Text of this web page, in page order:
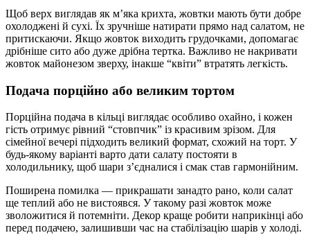
Щоб верх виглядав як м’яка крихта, жовтки мають бути добре
охолоджені й сухі. Їх зручніше натирати прямо над салатом, не
притискаючи. Якщо жовток виходить грудочками, допомагає
дрібніше сито або дуже дрібна тертка. Важливо не накривати
жовток майонезом зверху, інакше “квіти” втратять легкість.
Подача порційно або великим тортом
Порційна подача в кільці виглядає особливо охайно, і кожен
гість отримує рівний “стовпчик” із красивим зрізом. Для
сімейної вечері підходить великий формат, схожий на торт. У
будь-якому варіанті варто дати салату постояти в
холодильнику, щоб шари з’єдналися і смак став гармонійним.
Поширена помилка — прикрашати занадто рано, коли салат
ще теплий або не вистоявся. У такому разі жовток може
зволожитися й потемніти. Декор краще робити наприкінці або
перед подачею, залишивши час на стабілізацію шарів у холоді.